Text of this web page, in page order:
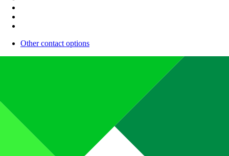
Other contact options